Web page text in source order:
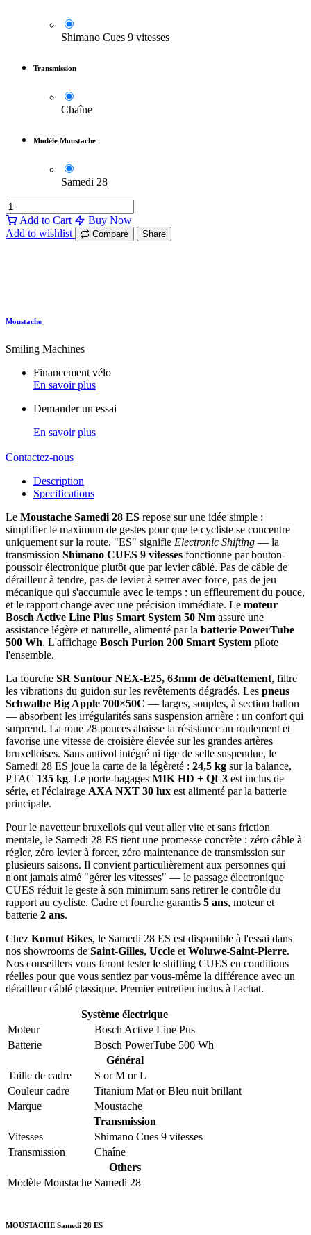
Shimano Cues 9 vitesses
Transmission
Chaîne
Modèle Moustache
Samedi 28
Add to Cart
Buy Now
Add to wishlist
Compare Share
Moustache
Smiling Machines
Financement vélo
En savoir plus
Demander un essai
En savoir plus
Contactez-nous
Description
Specifications
Le Moustache Samedi 28 ES repose sur une idée simple :
simplifier le maximum de gestes pour que le cycliste se concentre
uniquement sur la route. "ES" signifie Electronic Shifting — la
transmission Shimano CUES 9 vitesses fonctionne par bouton-
poussoir électronique plutôt que par levier câblé. Pas de câble de
dérailleur à tendre, pas de levier à serrer avec force, pas de jeu
mécanique qui s'accumule avec le temps : un effleurement du pouce,
et le rapport change avec une précision immédiate. Le moteur
Bosch Active Line Plus Smart System 50 Nm assure une
assistance légère et naturelle, alimenté par la batterie PowerTube
500 Wh. L'affichage Bosch Purion 200 Smart System pilote
l'ensemble.
La fourche SR Suntour NEX-E25, 63mm de débattement, filtre
les vibrations du guidon sur les revêtements dégradés. Les pneus
Schwalbe Big Apple 700×50C — larges, souples, à section ballon
— absorbent les irrégularités sans suspension arrière : un confort qui
surprend. La roue 28 pouces abaisse la résistance au roulement et
favorise une vitesse de croisière élevée sur les grandes artères
bruxelloises. Sans antivol intégré ni tige de selle suspendue, le
Samedi 28 ES joue la carte de la légèreté : 24,5 kg sur la balance,
PTAC 135 kg. Le porte-bagages MIK HD + QL3 est inclus de
série, et l'éclairage AXA NXT 30 lux est alimenté par la batterie
principale.
Pour le navetteur bruxellois qui veut aller vite et sans friction
mentale, le Samedi 28 ES tient une promesse concrète : zéro câble à
régler, zéro levier à forcer, zéro maintenance de transmission sur
plusieurs saisons. Il convient particulièrement aux personnes qui
n'ont jamais aimé "gérer les vitesses" — le passage électronique
CUES réduit le geste à son minimum sans retirer le contrôle du
rapport au cycliste. Cadre et fourche garantis 5 ans, moteur et
batterie 2 ans.
Chez Komut Bikes, le Samedi 28 ES est disponible à l'essai dans
nos showrooms de Saint-Gilles, Uccle et Woluwe-Saint-Pierre.
Nos conseillers vous feront tester le shifting CUES en conditions
réelles pour que vous sentiez par vous-même la différence avec un
dérailleur câblé classique. Premier entretien inclus à l'achat.
Système électrique
Moteur
Bosch Active Line Pus
Batterie
Bosch PowerTube 500 Wh
Général
Taille de cadre
S orM orL
Couleur cadre
Titanium Mat orBleu nuit brillant
Marque
Moustache
Transmission
Vitesses
Shimano Cues 9 vitesses
Transmission
Chaîne
Others
Modèle Moustache Samedi 28
MOUSTACHE Samedi 28 ES